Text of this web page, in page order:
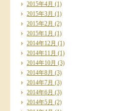
2015年4月 (1)
2015年3月 (1)
2015年2月 (2)
2015年1月 (1)
2014年12月 (1)
2014年11月 (1)
2014年10月 (3)
2014年8月 (3)
2014年7月 (3)
2014年6月 (3)
2014年5月 (2)